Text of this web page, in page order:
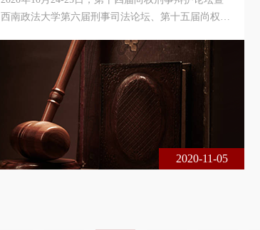
西南政法大学第六届刑事司法论坛、第十五届尚权青
政法大学诉讼法与司法改革研究中心、中国政法大学
国家法律援助研究院与北京市尚权律师事务所联合主
办。论坛的主题是中国刑事诉讼法制四十年：回顾与
展望。本届论坛采用线下、线上相结合的方式进行，
共200余名专家学者、法律实务界人士出席了本届论
坛，在线实时收看达1 6万余人次。
2020-11-05